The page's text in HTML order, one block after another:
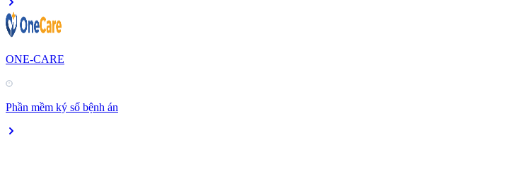
ONE-CARE
Phần mềm ký số bệnh án